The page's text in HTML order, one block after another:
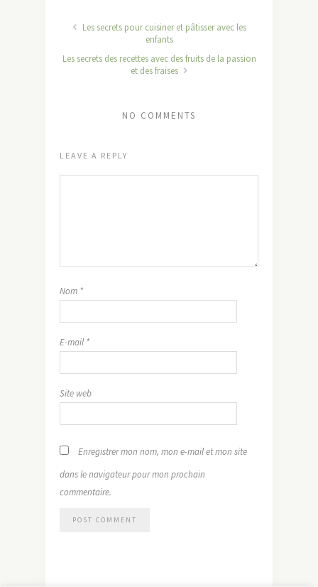
Les secrets pour cuisiner et pâtisser avec les
enfants
Les secrets des recettes avec des fruits de la passion
et des fraises
NO COMMENTS
LEAVE A REPLY
Nom *
E-mail *
Site web
Enregistrer mon nom, mon e-mail et mon site
dans le navigateur pour mon prochain
commentaire.